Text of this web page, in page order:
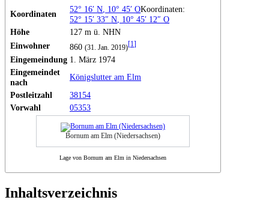
Koordinaten 52° 16′ N 10° 45′ OKoordinaten:
52° 15′ 33″ N 10° 45′ 12″ O
Höhe
127 m ü. NHN
Einwohner
860 (31. Jan. 2019)[1]
Eingemeindung 1. März 1974
Eingemeindet
nach
Königslutter am Elm
Postleitzahl
38154
Vorwahl
05353
Bornum am Elm (Niedersachsen)
Lage von Bornum am Elm in Niedersachsen
Inhaltsverzeichnis